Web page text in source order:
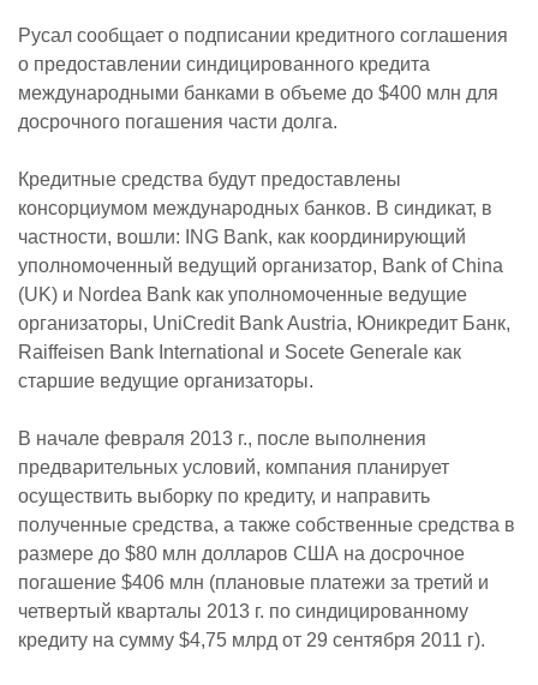
Русал сообщает о подписании кредитного соглашения
о предоставлении синдицированного кредита
международными банками в объеме до $400 млн для
досрочного погашения части долга.
Кредитные средства будут предоставлены
консорциумом международных банков. В синдикат, в
частности, вошли: ING Bank, как координирующий
уполномоченный ведущий организатор, Bank of China
(UK) и Nordea Bank как уполномоченные ведущие
организаторы, UniCredit Bank Austria, Юникредит Банк,
Raiffeisen Bank International и Socete Generale как
старшие ведущие организаторы.
В начале февраля 2013 г., после выполнения
предварительных условий, компания планирует
осуществить выборку по кредиту, и направить
полученные средства, а также собственные средства в
размере до $80 млн долларов США на досрочное
погашение $406 млн (плановые платежи за третий и
четвертый кварталы 2013 г. по синдицированному
кредиту на сумму $4,75 млрд от 29 сентября 2011 г).